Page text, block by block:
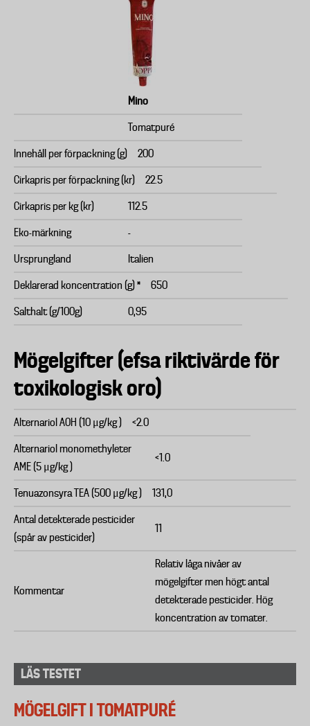
Mino
Tomatpuré
Innehåll per förpackning (g) 200
Cirkapris per förpackning (kr) 22.5
Cirkapris per kg (kr) 112.5
Eko-märkning -
Ursprungland Italien
Deklarerad koncentration (g) * 650
Salthalt (g/100g) 0,95
Mögelgifter (efsa riktivärde för
toxikologisk oro)
Alternariol AOH (10 μg/kg ) <2.0
Alternariol monomethyleter
AME (5 μg/kg )
<1.0
Tenuazonsyra TEA (500 μg/kg ) 131,0
Antal detekterade pesticider
(spår av pesticider)
11
Kommentar
Relativ låga nivåer av
mögelgifter men högt antal
detekterade pesticider. Hög
koncentration av tomater.
LÄS TESTET
MÖGELGIFT I TOMATPURÉ